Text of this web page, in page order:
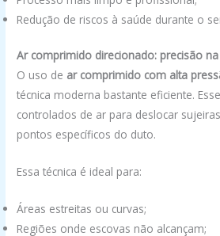
Redução de riscos à saúde durante o
Ar comprimido direcionado: precisão
O uso de ar comprimido com alta
técnica moderna bastante eficiente.
controlados de ar para deslocar
pontos específicos do duto.
Essa técnica é ideal para:
Áreas estreitas ou curvas;
Regiões onde escovas não alcançam;